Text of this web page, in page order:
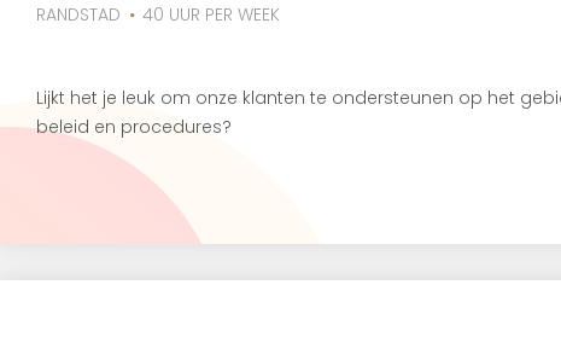
RANDSTAD 40 UUR PER WEEK
Lijkt het je leuk om onze klanten te ondersteunen op het
beleid en procedures?